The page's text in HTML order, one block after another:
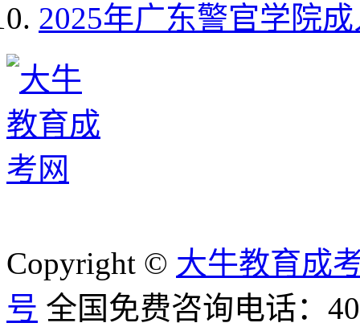
2025年广东警官学院
Copyright © 大牛教育成
号 全国免费咨询电话：